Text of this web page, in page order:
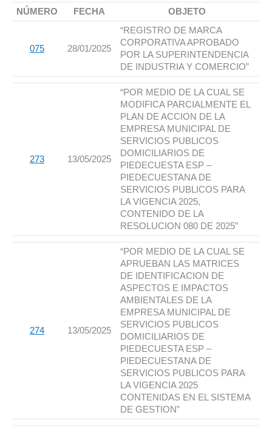
NÚMERO FECHA OBJETO
075 28/01/2025
“REGISTRO DE MARCA
CORPORATIVA APROBADO
POR LA SUPERINTENDENCIA
DE INDUSTRIA Y COMERCIO”
273 13/05/2025
“POR MEDIO DE LA CUAL SE
MODIFICA PARCIALMENTE EL
PLAN DE ACCION DE LA
EMPRESA MUNICIPAL DE
SERVICIOS PUBLICOS
DOMICILIARIOS DE
PIEDECUESTA ESP –
PIEDECUESTANA DE
SERVICIOS PUBLICOS PARA
LA VIGENCIA 2025,
CONTENIDO DE LA
RESOLUCION 080 DE 2025”
274 13/05/2025
“POR MEDIO DE LA CUAL SE
APRUEBAN LAS MATRICES
DE IDENTIFICACION DE
ASPECTOS E IMPACTOS
AMBIENTALES DE LA
EMPRESA MUNICIPAL DE
SERVICIOS PUBLICOS
DOMICILIARIOS DE
PIEDECUESTA ESP –
PIEDECUESTANA DE
SERVICIOS PUBLICOS PARA
LA VIGENCIA 2025
CONTENIDAS EN EL SISTEMA
DE GESTION”